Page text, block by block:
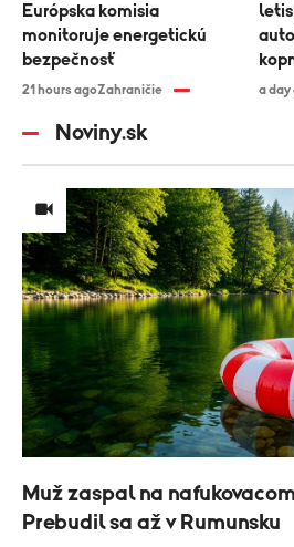
Európska komisia
monitoruje energetickú
bezpečnosť
21 hours agoZahraničie a day
Noviny.sk
Muž zaspal na
Prebudil sa až v Rumunsku